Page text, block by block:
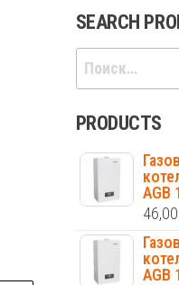
SEARCH
Найти:
PRODUCTS
AGB
AGB